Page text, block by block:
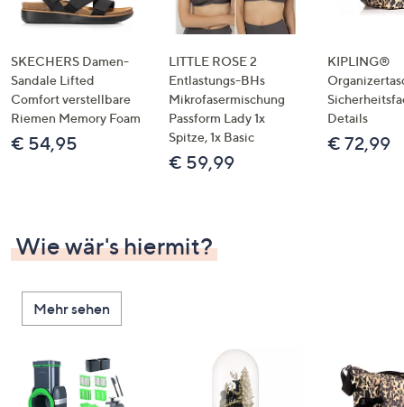
SKECHERS Damen-
Sandale Lifted
Comfort verstellbare
Riemen Memory Foam
€ 54,95
LITTLE ROSE 2
Entlastungs-BHs
Mikrofasermischung
Passform Lady 1x
Spitze, 1x Basic
€ 59,99
KIPLING®
Details
€ 72,99
Wie wär's hiermit?
Mehr sehen